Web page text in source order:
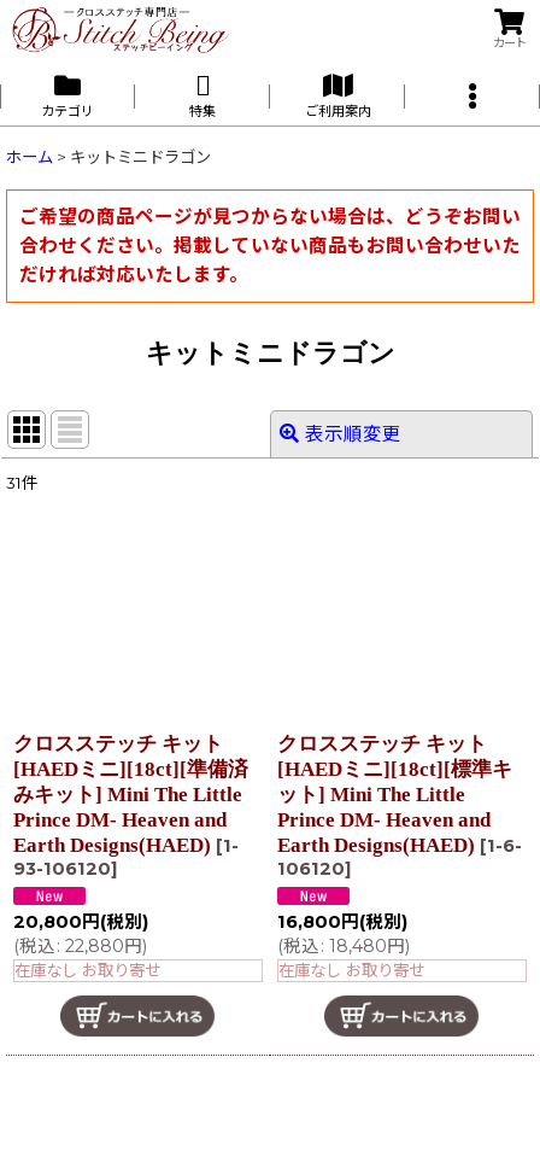
カート
カテゴリ 特集 ご利用案内
ホーム > キットミニドラゴン
ご希望の商品ページが見つからない場合は、どうぞお問い
合わせください。掲載していない商品もお問い合わせいた
だければ対応いたします。
キットミニドラゴン
表示順変更
31件
クロスステッチ キット
[HAEDミニ][18ct][準備済
みキット] Mini The Little
Prince DM- Heaven and
Earth Designs(HAED) [1-
93-106120]
20,800 円 (税別)
(税込: 22,880円)
在庫なし お取り寄せ
クロスステッチ キット
[HAEDミニ][18ct][標準キ
ット] Mini The Little
Prince DM- Heaven and
Earth Designs(HAED) [1-6-
106120]
16,800 円 (税別)
(税込: 18,480円)
在庫なし お取り寄せ